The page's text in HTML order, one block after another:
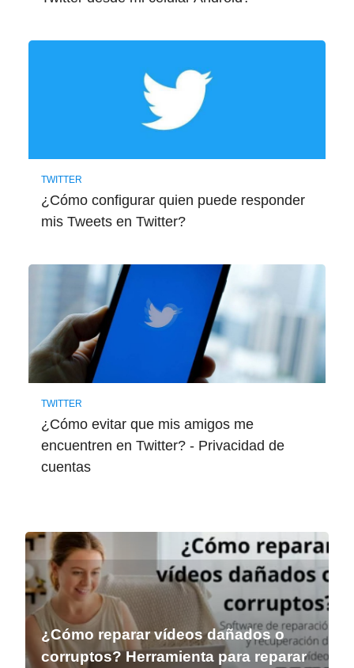
TWITTER
¿Cómo configurar quien puede responder
mis Tweets en Twitter?
TWITTER
¿Cómo evitar que mis amigos me
encuentren en Twitter? - Privacidad de
cuentas
¿Cómo reparar vídeos dañados o
corruptos? Herramienta para reparar